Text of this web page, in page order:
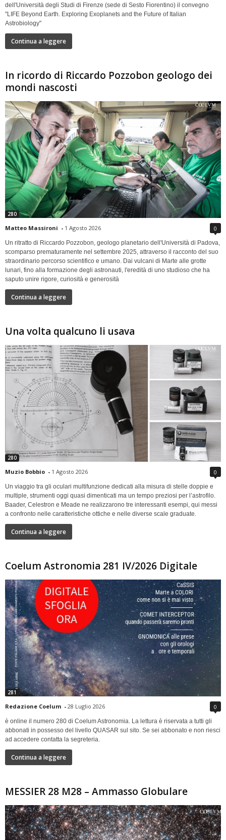
dell'Università degli Studi di Firenze (sede di Sesto Fiorentino) il convegno
"LIFE Beyond Earth. Exploring Exoplanets and the Future of Italian
Astrobiology"
Continua a leggere
In ricordo di Riccardo Pozzobon geologo dei
mondi nascosti
280
Matteo Massironi - 1 Agosto 2026 0
Un ritratto di Riccardo Pozzobon, geologo planetario dell'Università di Padova,
scomparso prematuramente nel settembre 2025, attraverso il racconto del suo
straordinario percorso scientifico e umano. Dai vulcani di Marte alle grotte
lunari, fino alla formazione degli astronauti, l'eredità di uno studioso che ha
saputo unire rigore, curiosità e generosità
Continua a leggere
Una volta qualcuno li usava
280
Muzio Bobbio - 1 Agosto 2026 0
Un viaggio tra gli oculari multifunzione dedicati alla misura di stelle doppie e
multiple, strumenti oggi quasi dimenticati ma un tempo preziosi per l’astrofilo.
Baader, Celestron e Meade ne realizzarono tre interessanti esempi, qui messi
a confronto nelle caratteristiche ottiche e nelle diverse scale graduate.
Continua a leggere
Coelum Astronomia 281 IV/2026 Digitale
281
Redazione Coelum - 28 Luglio 2026 0
è online il numero 280 di Coelum Astronomia. La lettura è riservata a tutti gli
abbonati in possesso del livello QUASAR sul sito. Se sei abbonato e non riesci
ad accedere contatta la segreteria.
Continua a leggere
MESSIER 28 M28 – Ammasso Globulare